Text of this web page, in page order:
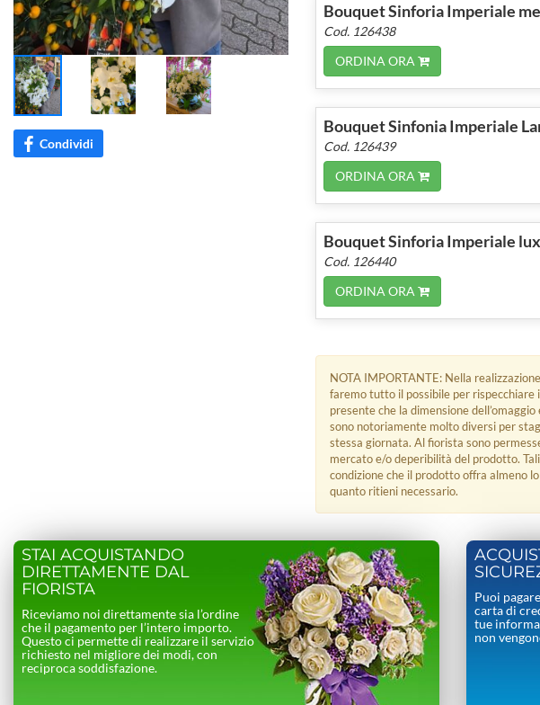
Condividi
Bouquet Sinforia Imperiale
Cod. 126438
ORDINA ORA
Bouquet Sinfonia Imperiale
Cod. 126439
ORDINA ORA
Bouquet Sinforia Imperiale
Cod. 126440
ORDINA ORA
NOTA IMPORTANTE: Nella
faremo tutto il possibile per
presente che la dimensione
sono notoriamente molto diversi per
stessa giornata. Al fiorista sono
mercato e/o deperibilità del prodotto.
condizione che il prodotto offra almeno
quanto ritieni necessario.
STAI ACQUISTANDO
DIRETTAMENTE DAL
FIORISTA
Riceviamo noi direttamente sia l’ordine
che il pagamento per l’intero importo.
Questo ci permette di realizzare il servizio
richiesto nel migliore dei modi, con
reciproca soddisfazione.
Puoi
carta di
tue
non